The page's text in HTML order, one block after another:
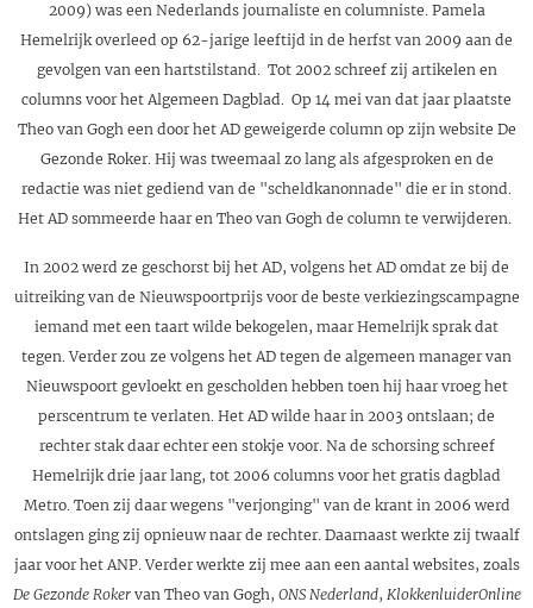
2009) was een Nederlands journaliste en columniste. Pamela
Hemelrijk overleed op 62-jarige leeftijd in de herfst van 2009 aan de
gevolgen van een hartstilstand. Tot 2002 schreef zij artikelen en
columns voor het Algemeen Dagblad. Op 14 mei van dat jaar plaatste
Theo van Gogh een door het AD geweigerde column op zijn website De
Gezonde Roker. Hij was tweemaal zo lang als afgesproken en de
redactie was niet gediend van de "scheldkanonnade" die er in stond.
Het AD sommeerde haar en Theo van Gogh de column te verwijderen.
In 2002 werd ze geschorst bij het AD, volgens het AD omdat ze bij de
uitreiking van de Nieuwspoortprijs voor de beste verkiezingscampagne
iemand met een taart wilde bekogelen, maar Hemelrijk sprak dat
tegen. Verder zou ze volgens het AD tegen de algemeen manager van
Nieuwspoort gevloekt en gescholden hebben toen hij haar vroeg het
perscentrum te verlaten. Het AD wilde haar in 2003 ontslaan; de
rechter stak daar echter een stokje voor. Na de schorsing schreef
Hemelrijk drie jaar lang, tot 2006 columns voor het gratis dagblad
Metro. Toen zij daar wegens "verjonging" van de krant in 2006 werd
ontslagen ging zij opnieuw naar de rechter. Daarnaast werkte zij twaalf
jaar voor het ANP. Verder werkte zij mee aan een aantal websites, zoals
De Gezonde Rokervan Theo van Gogh, ONS Nederland, KlokkenluiderOnline